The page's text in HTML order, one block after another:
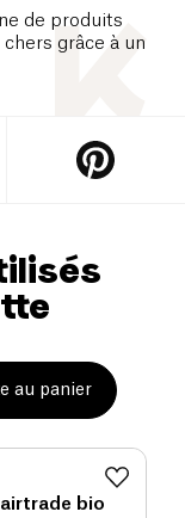
de produits
grâce à un
au panier
bio